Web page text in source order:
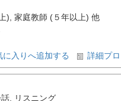
), 家庭教師 (５年以上) 他
に入りへ追加する 詳細プ
,
リスニング